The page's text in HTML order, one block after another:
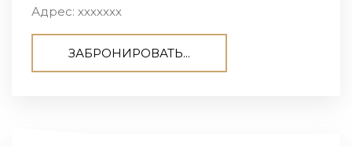
Адрес: ххххххх
ЗАБРОНИРОВАТЬ...